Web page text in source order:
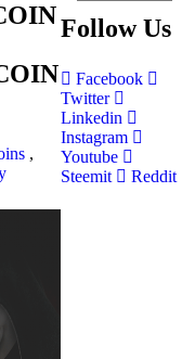
,
Follow Us
Facebook
Twitter
Linkedin
Instagram
Youtube
Steemit
Reddit